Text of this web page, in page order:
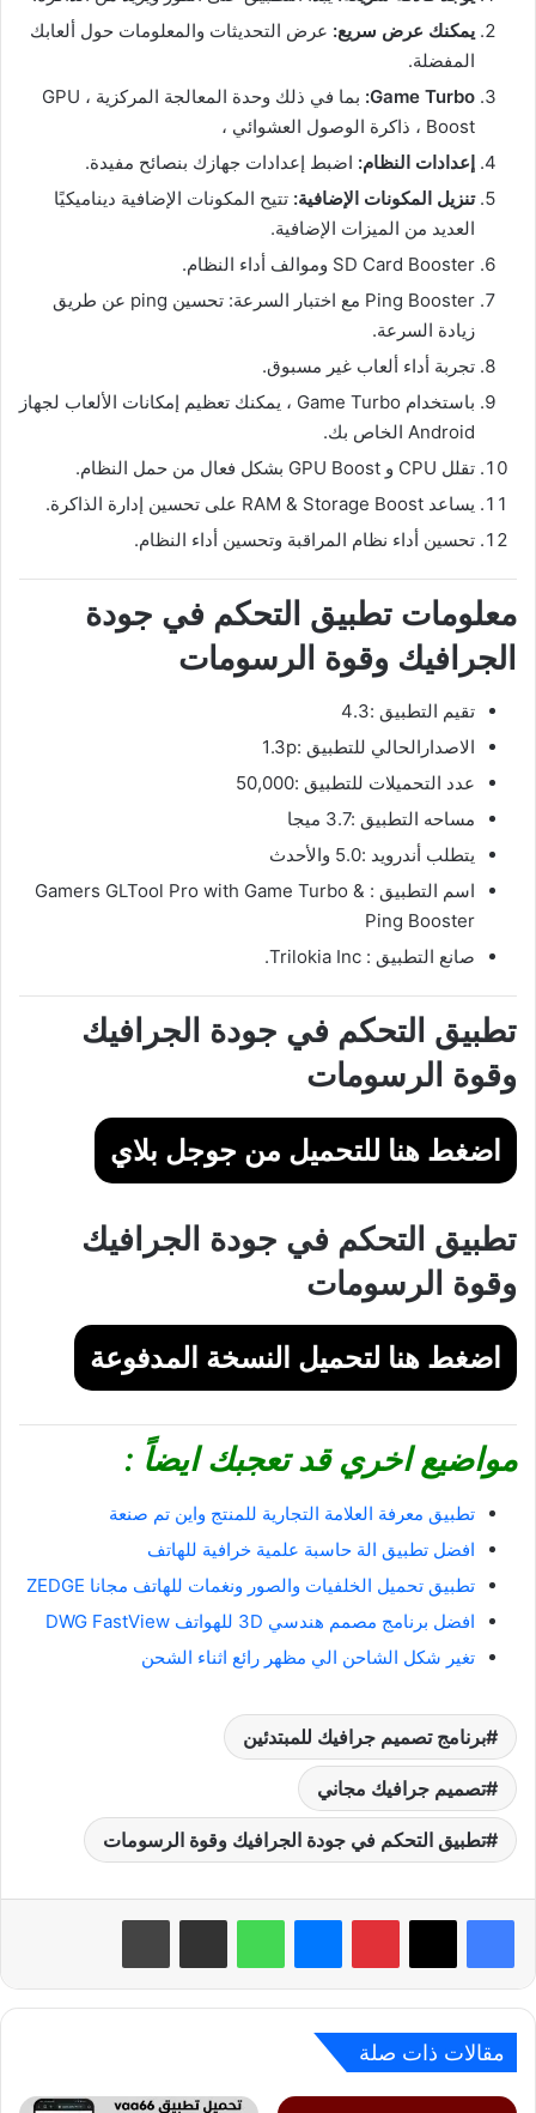
يمكنك عرض سريع: عرض التحديثات والمعلومات حول ألعابك
المفضلة.
Game Turbo:
بما في ذلك وحدة المعالجة المركزية ، GPU
Boost ، ذاكرة الوصول العشوائي ،
إعدادات النظام: اضبط إعدادات جهازك بنصائح مفيدة.
تنزيل المكونات الإضافية: تتيح المكونات الإضافية ديناميكيًا
العديد من الميزات الإضافية.
SD Card Booster وموالف أداء النظام.
Ping Booster مع اختبار السرعة: تحسين ping عن طريق
زيادة السرعة.
تجربة أداء ألعاب غير مسبوق.
باستخدام Game Turbo ، يمكنك تعظيم إمكانات الألعاب لجهاز
Android الخاص بك.
تقلل CPU و GPU Boost بشكل فعال من حمل النظام.
يساعد RAM & Storage Boost على تحسين إدارة الذاكرة.
تحسين أداء نظام المراقبة وتحسين أداء النظام.
معلومات تطبيق التحكم في جودة
الجرافيك وقوة الرسومات
تقيم التطبيق :4.3
الاصدارالحالي للتطبيق :1.3p
عدد التحميلات للتطبيق :50,000
مساحه التطبيق :3.7 ميجا
يتطلب أندرويد :5.0 والأحدث
اسم التطبيق : ‏Gamers GLTool Pro with Game Turbo &
Ping Booster‏
صانع التطبيق : Trilokia Inc.
تطبيق التحكم في جودة الجرافيك
وقوة الرسومات
اضغط هنا للتحميل من جوجل بلاي
تطبيق التحكم في جودة الجرافيك
وقوة الرسومات
اضغط هنا لتحميل النسخة المدفوعة
مواضيع اخري قد تعجبك ايضاً :
تطبيق معرفة العلامة التجارية للمنتج واين تم صنعة
افضل تطبيق الة حاسبة علمية خرافية للهاتف
تطبيق تحميل الخلفيات والصور ونغمات للهاتف مجانا ZEDGE
افضل برنامج مصمم هندسي 3D للهواتف DWG FastView
تغير شكل الشاحن الي مظهر رائع اثناء الشحن
برنامج تصميم جرافيك للمبتدئين
تصميم جرافيك مجاني
تطبيق التحكم في جودة الجرافيك وقوة الرسومات
بينتيريست واتساب
مقالات ذات صلة